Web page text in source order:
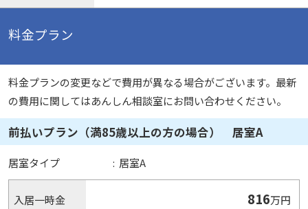
料金プラン
料金プランの変更などで費用が異なる場合がございます。最新
の費用に関してはあんしん相談室にお問い合わせください。
前払いプラン（満85歳以上の方の場合） 居室A
居室タイプ : 居室A
入居一時金 816万円